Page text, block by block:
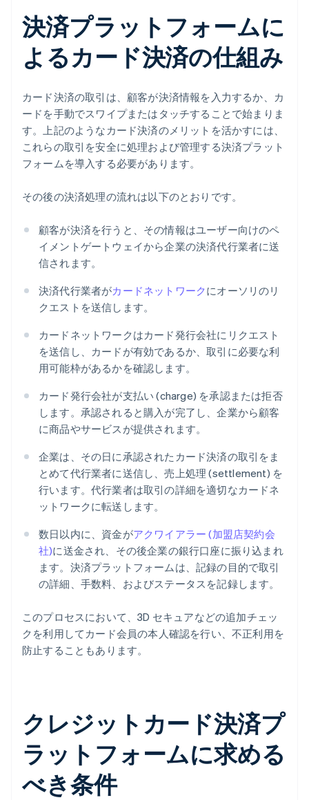
決済プラットフォームに
よるカード決済の仕組み
カード決済の取引は、顧客が決済情報を入力するか、カ
ードを手動でスワイプまたはタッチすることで始まりま
す。上記のようなカード決済のメリットを活かすには、
これらの取引を安全に処理および管理する決済プラット
フォームを導入する必要があります。
その後の決済処理の流れは以下のとおりです。
顧客が決済を行うと、その情報はユーザー向けのペ
イメントゲートウェイから企業の決済代行業者に送
信されます。
決済代行業者がカードネットワークにオーソリのリ
クエストを送信します。
カードネットワークはカード発行会社にリクエスト
を送信し、カードが有効であるか、取引に必要な利
用可能枠があるかを確認します。
カード発行会社が支払い (charge) を承認または拒否
します。承認されると購入が完了し、企業から顧客
に商品やサービスが提供されます。
企業は、その日に承認されたカード決済の取引をま
とめて代行業者に送信し、売上処理 (settlement) を
行います。代行業者は取引の詳細を適切なカードネ
ットワークに転送します。
数日以内に、資金がアクワイアラー (加盟店契約会
社)に送金され、その後企業の銀行口座に振り込まれ
ます。決済プラットフォームは、記録の目的で取引
の詳細、手数料、およびステータスを記録します。
このプロセスにおいて、3D セキュアなどの追加チェッ
クを利用してカード会員の本人確認を行い、不正利用を
防止することもあります。
クレジットカード決済プ
ラットフォームに求める
べき条件